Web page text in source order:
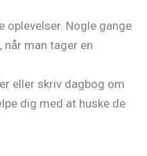
oplevelser. Nogle gange
når man tager en
eller skriv dagbog om
dig med at huske de